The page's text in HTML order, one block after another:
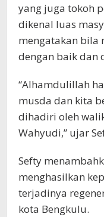
yang juga tokoh
dikenal luas
mengatakan bila
dengan baik dan
“Alhamdulillah
musda dan kita
dihadiri oleh
Wahyudi,” ujar
Sefty
menghasilkan
terjadinya
kota Bengkulu.